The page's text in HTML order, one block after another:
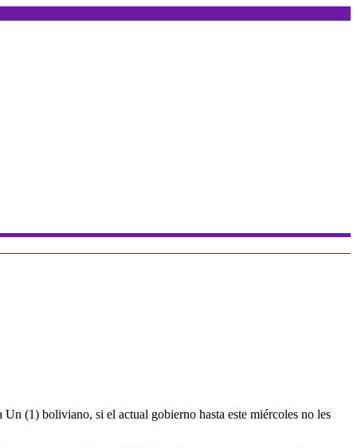
(1) boliviano, si el actual gobierno hasta este miércoles no les